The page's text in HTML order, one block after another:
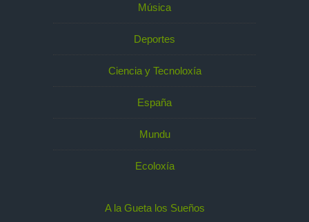
Música
Deportes
Ciencia y Tecnoloxía
España
Mundu
Ecoloxía
A la Gueta los Sueños